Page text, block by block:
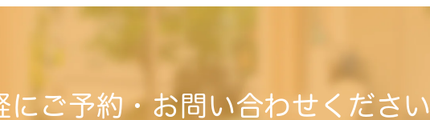
にご予約・お問い合わせください